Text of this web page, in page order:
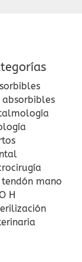
absorbibles
tendón mano
H